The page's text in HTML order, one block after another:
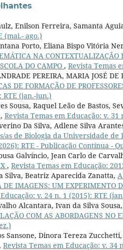
Enilson Ferreira, Samanta
(mai.- ago.)
Porto, Eliana Bispo Vitória
NA CONTEXTUALIZAÇÃO
DO CAMPO , Revista Temas
PEREIRA, MARIA JOSÉ
DE FORMAÇÃO DE
RTE (jan.-jun.)
Sousa, Raquel Leão de Bastos,
, Revista Temas em Educação: v. 31
Da Silva, Adlene Silva
as de Biologia da Universidade
RTE - Publicação Contínua -
Galvíncio, Jean Carlo de
, Revista Temas em Educação:
Silva, Beatriz Aparecida Zanatta,
IMAGENS: UM EXPERIMENTO
v. 24 n. 1 (2015): RTE
Alcantara, Ivan da Silva
COM AS ABORDAGENS NO
Sansone, Dinora Tereza
Revista Temas em Educação: v. 34